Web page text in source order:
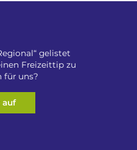
gelistet
Freizeittip zu
für uns?
auf